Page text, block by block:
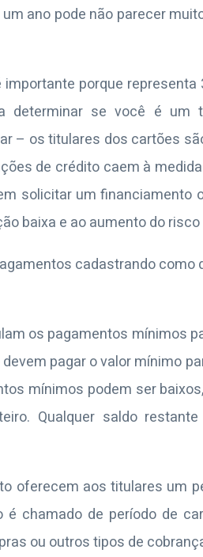
ano pode não parecer
porque
determinar se você é um
– os titulares dos cartões
de crédito caem à
solicitar um
baixa e ao aumento do
cadastrando
os pagamentos mínimos
pagar o valor mínimo
mínimos podem ser
Qualquer saldo
oferecem aos titulares um
chamado de período de
ou outros tipos de